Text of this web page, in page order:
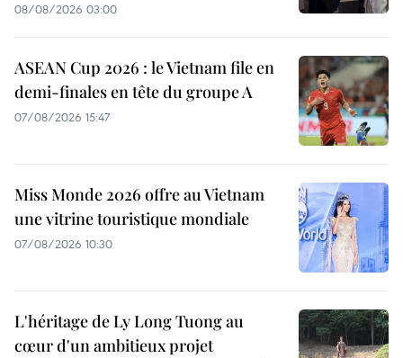
08/08/2026 03:00
ASEAN Cup 2026 : le Vietnam file en
demi-finales en tête du groupe A
07/08/2026 15:47
Miss Monde 2026 offre au Vietnam
une vitrine touristique mondiale
07/08/2026 10:30
L'héritage de Ly Long Tuong au
cœur d'un ambitieux projet